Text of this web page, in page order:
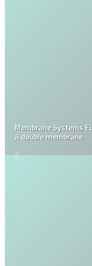
Membrane Systems
à double membrane